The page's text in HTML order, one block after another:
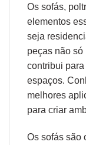
Os sofás,
elementos
seja
peças não só
contribui
espaços.
melhores
para criar
Os sofás são